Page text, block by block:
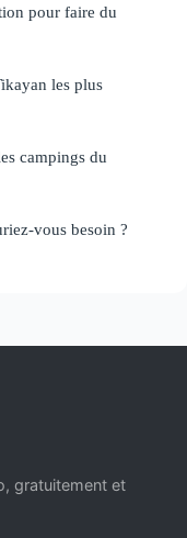
pour faire du
les plus
campings du
vous besoin ?
gratuitement et